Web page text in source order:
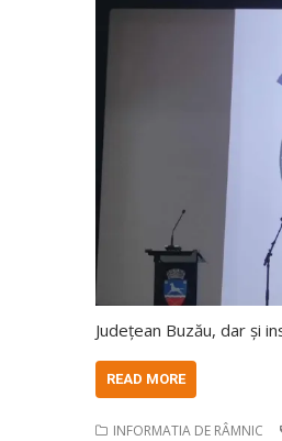
Județean Buzău, dar și
READ MORE
INFORMATIA DE RÂMNIC